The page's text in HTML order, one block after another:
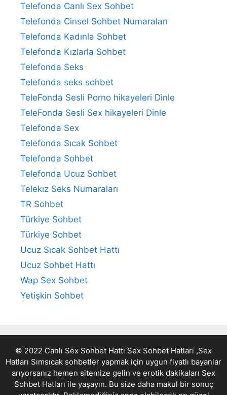
Telefonda Canlı Sex Sohbet
Telefonda Cinsel Sohbet Numaraları
Telefonda Kadınla Sohbet
Telefonda Kızlarla Sohbet
Telefonda Seks
Telefonda seks sohbet
TeleFonda Sesli Porno hikayeleri Dinle
TeleFonda Sesli Sex hikayeleri Dinle
Telefonda Sex
Telefonda Sıcak Sohbet
Telefonda Sohbet
Telefonda Ucuz Sohbet
Telekız Seks Numaraları
TR Sohbet
Türkiye Sohbet
Türkiye Sohbet
Ucuz Sıcak Sohbet Hattı
Ucuz Sohbet Hattı
Wap Sex Sohbet
Yetişkin Sohbet
© 2022 Canlı Sex Sohbet Hattı Sex Sohbet Hatları ,Sex
Hatları Sımsıcak sohbetler yapmak için uygun fiyatlı bayanlar
arıyorsanız hemen sitemize gelin ve erotik dakikaları Sex
Sohbet Hatları ile yaşayın. Bu size daha makul bir sonuç